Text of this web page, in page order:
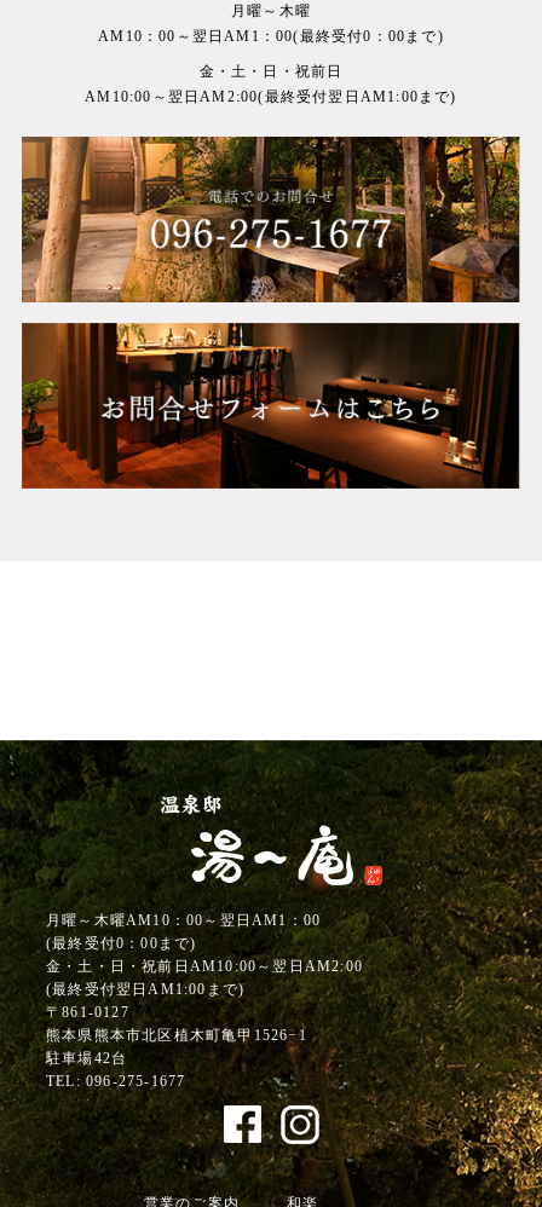
月曜～木曜
AM10：00～翌日AM1：00(最終受付0：00まで)
金・土・日・祝前日
AM10:00～翌日AM2:00(最終受付翌日AM1:00まで)
月曜～木曜AM10：00～翌日AM1：00
(最終受付0：00まで)
金・土・日・祝前日AM10:00～翌日AM2:00
(最終受付翌日AM1:00まで)
〒861-0127
熊本県熊本市北区植木町亀甲1526−1
駐車場42台
TEL: 096-275-1677